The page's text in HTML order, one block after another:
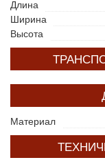
Длина
Ширина
Высота
Материал